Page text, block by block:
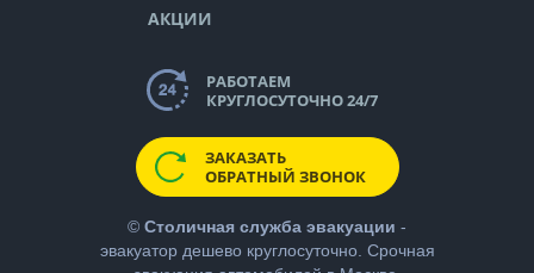
АКЦИИ
РАБОТАЕМ
КРУГЛОСУТОЧНО 24/7
ЗАКАЗАТЬ
ОБРАТНЫЙ ЗВОНОК
© Столичная служба эвакуации -
эвакуатор дешевокруглосуточно. Срочная